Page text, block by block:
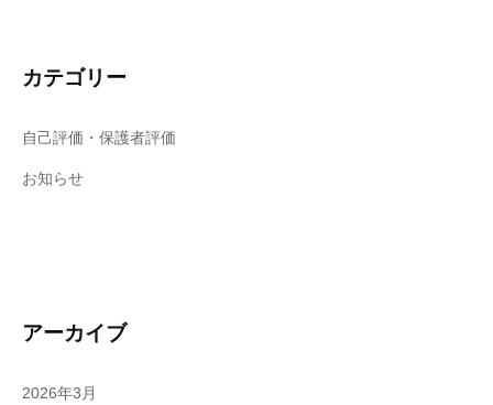
カテゴリー
自己評価・保護者評価
お知らせ
アーカイブ
2026年3月